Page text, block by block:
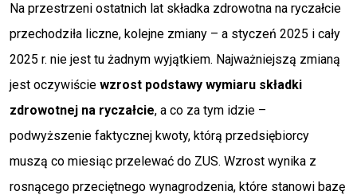
Na przestrzeni ostatnich lat składka zdrowotna na ryczałcie
przechodziła liczne, kolejne zmiany – a styczeń 2025 i cały
2025 r. nie jest tu żadnym wyjątkiem. Najważniejszą zmianą
jest oczywiście wzrost podstawy wymiaru składki
zdrowotnej na ryczałcie, a co za tym idzie –
podwyższenie faktycznej kwoty, którą przedsiębiorcy
muszą co miesiąc przelewać do ZUS. Wzrost wynika z
rosnącego przeciętnego wynagrodzenia, które stanowi bazę